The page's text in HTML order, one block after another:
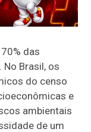
das
Brasil, os
do censo
e
ambientais
de um